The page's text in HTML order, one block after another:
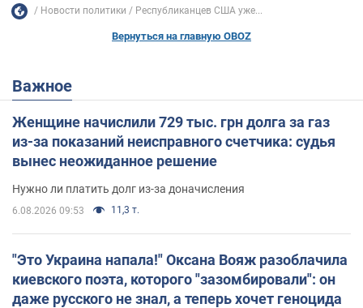
Новости политики Республиканцев США уже...
Вернуться на главную OBOZ
Важное
Женщине начислили 729 тыс. грн долга за газ
из-за показаний неисправного счетчика: судья
вынес неожиданное решение
Нужно ли платить долг из-за доначисления
6.08.2026 09:53 11,3 т.
"Это Украина напала!" Оксана Вояж разоблачила
киевского поэта, которого "зазомбировали": он
даже русского не знал, а теперь хочет геноцида